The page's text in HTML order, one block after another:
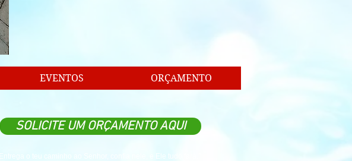
EVENTOS ORÇAMENTO
SOLICITE UM ORÇAMENTO AQUI
"Entrega o teu caminho ao Senhor, confia nele, e Ele tudo fará."